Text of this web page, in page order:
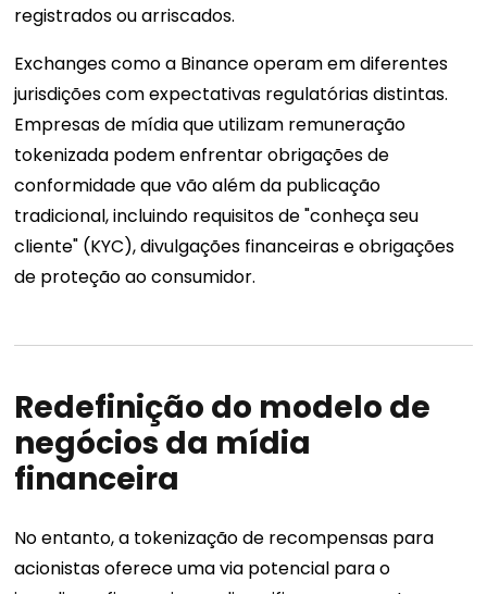
registrados ou arriscados.
Exchanges como a Binance operam em diferentes
jurisdições com expectativas regulatórias distintas.
Empresas de mídia que utilizam remuneração
tokenizada podem enfrentar obrigações de
conformidade que vão além da publicação
tradicional, incluindo requisitos de "conheça seu
cliente" (KYC), divulgações financeiras e obrigações
de proteção ao consumidor.
Redefinição do modelo de
negócios da mídia
financeira
No entanto, a tokenização de recompensas para
acionistas oferece uma via potencial para o